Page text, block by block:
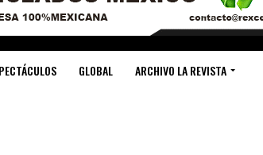
GLOBAL ARCHIVO LA REVISTA